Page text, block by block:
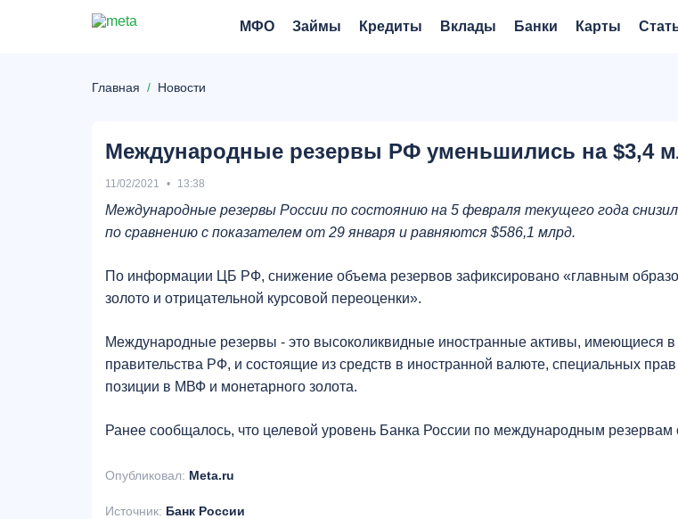
МФО Займы Кредиты Вклады Банки Карты
Главная Новости
Международные резервы РФ уменьшились на $3,4
11/02/2021 13:38
Международные резервы России по состоянию на 5 февраля текущего года
по сравнению с показателем от 29 января и равняются $586,1 млрд.
По информации ЦБ РФ, снижение объема резервов зафиксировано «главным
золото и отрицательной курсовой переоценки».
Международные резервы - это высоколиквидные иностранные активы, имеющиеся
правительства РФ, и состоящие из средств в иностранной валюте, специальных
позиции в МВФ и монетарного золота.
Ранее сообщалось, что целевой уровень Банка России по международным резервам
Опубликовал: Meta.ru
Источник: Банк России